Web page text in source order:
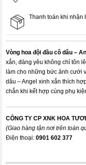
Thanh toán khi nhận
Vòng hoa đội đầu cô dâu –
xắn, đáng yêu không chỉ tôn
làm cho những bức ảnh cưới
dâu – Angel xinh xắn thích
chắn khi kết hợp cùng phụ
CÔNG TY CP XNK HOA
(Giao hàng tận nơi trên toàn
Điện thoại:0901 602 377